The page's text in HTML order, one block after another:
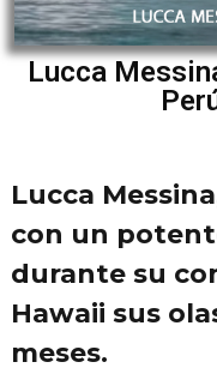
Lucca
Lucca
con un
durante su
Hawaii sus
meses.